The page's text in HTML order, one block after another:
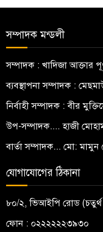
সম্পাদক মন্ডলী
সম্পাদক : খাদিজা আক্তার
ব্যবস্থাপনা সম্পাদক :
নির্বাহী সম্পাদক : বীর
উপ-সম্পাদক.... হাজী
বার্তা সম্পাদক... মো: মামুন
যোগাযোগের ঠিকানা
৮০/২, ভিআইপি রোড
ফোন : ০২২২২২২৩৯৩০